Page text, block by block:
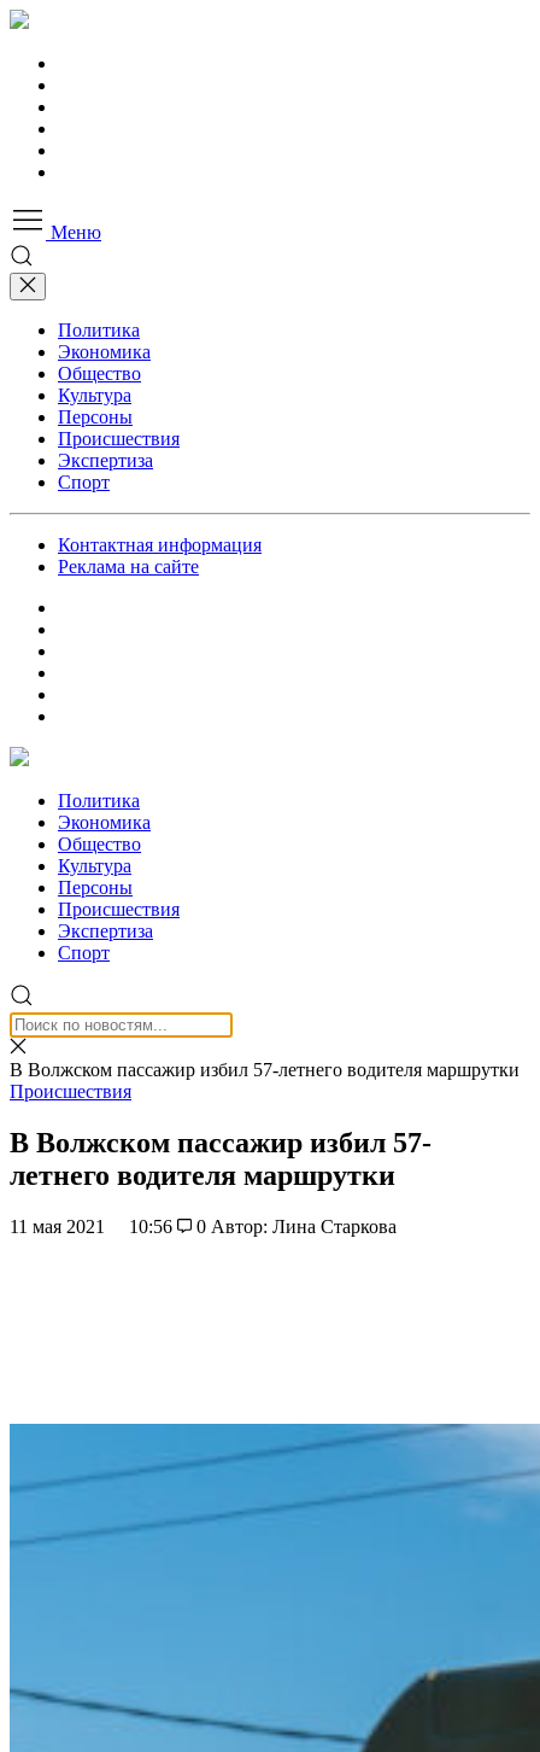
Меню
Политика
Экономика
Общество
Культура
Персоны
Происшествия
Экспертиза
Спорт
Контактная информация
Реклама на сайте
Политика
Экономика
Общество
Культура
Персоны
Происшествия
Экспертиза
Спорт
В Волжском пассажир избил 57-летнего водителя маршрутки
Происшествия
В Волжском пассажир избил 57-
летнего водителя маршрутки
11 мая 2021 10:56 0 Автор: Лина Старкова